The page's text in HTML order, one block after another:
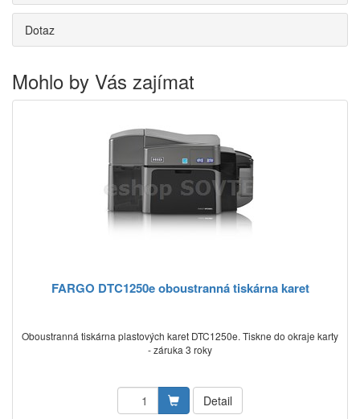
Dotaz
Mohlo by Vás zajímat
FARGO DTC1250e oboustranná tiskárna karet
Oboustranná tiskárna plastových karet DTC1250e. Tiskne do okraje karty
- záruka 3 roky
Detail